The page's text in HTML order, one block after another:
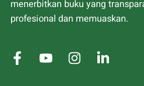
menerbitkan buku yang
profesional dan memuaskan.